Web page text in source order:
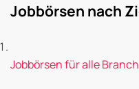
Jobbörsen nach
Jobbörsen für alle